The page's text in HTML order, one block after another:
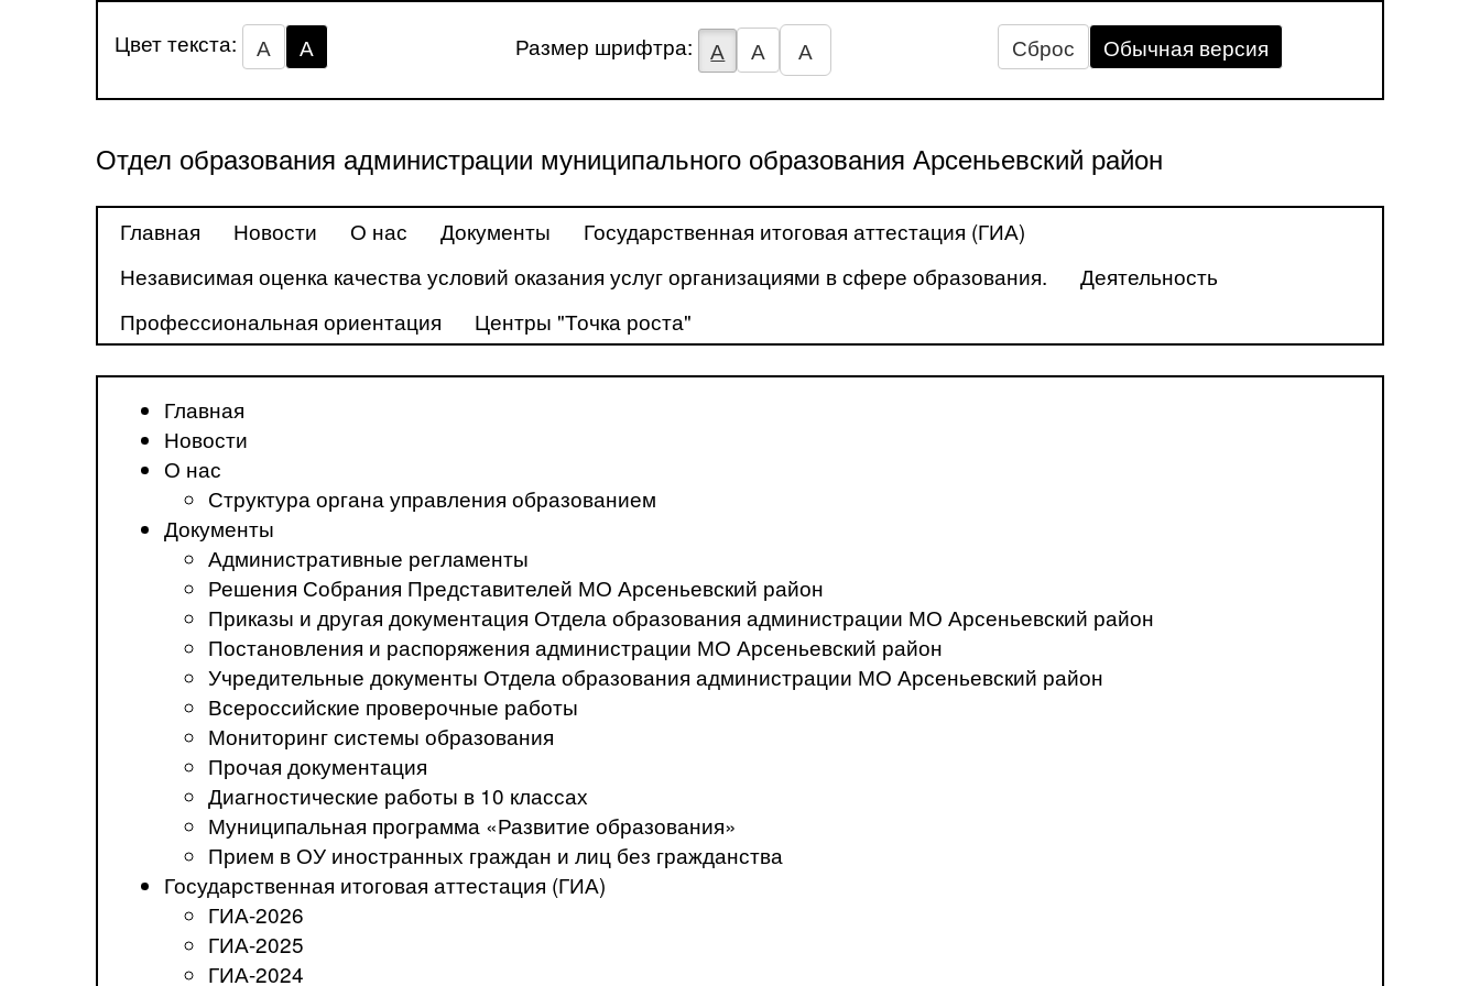
Цвет текста: А А Размер шрифтра: А А А Сброс Обычная версия
Отдел образования администрации муниципального образования Арсеньевский район
Главная Новости О нас Документы
Государственная итоговая аттестация (ГИА)
Независимая оценка качества условий оказания услуг организациями в сфере образования.
Деятельность
Профессиональная ориентация
Центры "Точка роста"
Главная
Новости
О нас
Структура органа управления образованием
Документы
Административные регламенты
Решения Собрания Представителей МО Арсеньевский район
Приказы и другая документация Отдела образования администрации МО Арсеньевский район
Постановления и распоряжения администрации МО Арсеньевский район
Учредительные документы Отдела образования администрации МО Арсеньевский район
Всероссийские проверочные работы
Мониторинг системы образования
Прочая документация
Диагностические работы в 10 классах
Муниципальная программа «Развитие образования»
Прием в ОУ иностранных граждан и лиц без гражданства
Государственная итоговая аттестация (ГИА)
ГИА-2026
ГИА-2025
ГИА-2024